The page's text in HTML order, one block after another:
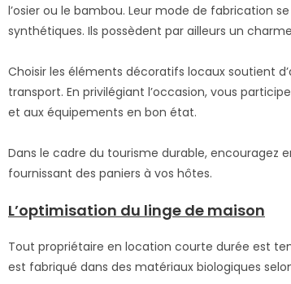
l’osier ou le bambou. Leur mode de fabrication
synthétiques. Ils possèdent par ailleurs un
Choisir les éléments décoratifs locaux soutient
transport. En privilégiant l’occasion, vous
et aux équipements en bon état.
Dans le cadre du tourisme durable, encouragez
fournissant des paniers à vos hôtes.
L’optimisation du linge de maison
Tout propriétaire en location courte durée est
est fabriqué dans des matériaux biologiques